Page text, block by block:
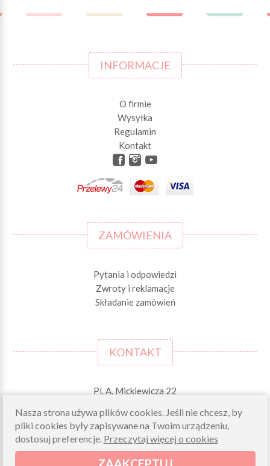
INFORMACJE
O firmie
Wysyłka
Regulamin
Kontakt
ZAMÓWIENIA
Pytania i odpowiedzi
Zwroty i reklamacje
Składanie zamówień
KONTAKT
Pl. A. Mickiewicza 22
Odbiory osobiste (zamówienia opłacone on-line)
pn-pt 10.00-16.00
sklep@morelkowe.pl
Nasza strona używa plików cookies. Jeśli nie chcesz, by
pliki cookies były zapisywane na Twoim urządzeniu,
dostosuj preferencje. Przeczytaj więcej o cookies